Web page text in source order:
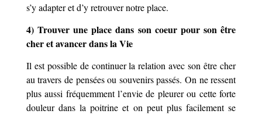
s’y adapter et d’y retrouver notre place.
4) Trouver une place dans son coeur pour son être
cher et avancer dans la Vie
Il est possible de continuer la relation avec son être cher
au travers de pensées ou souvenirs passés. On ne ressent
plus aussi fréquemment l’envie de pleurer ou cette forte
douleur dans la poitrine et on peut plus facilement se